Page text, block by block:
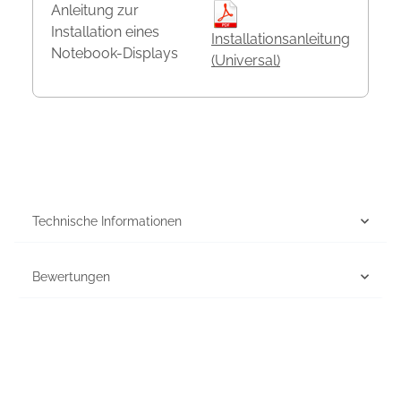
Anleitung zur
Installation eines
Notebook-Displays
Installationsanleitung
(Universal)
Technische Informationen
Bewertungen